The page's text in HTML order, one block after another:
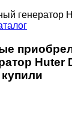
генератор
Huter